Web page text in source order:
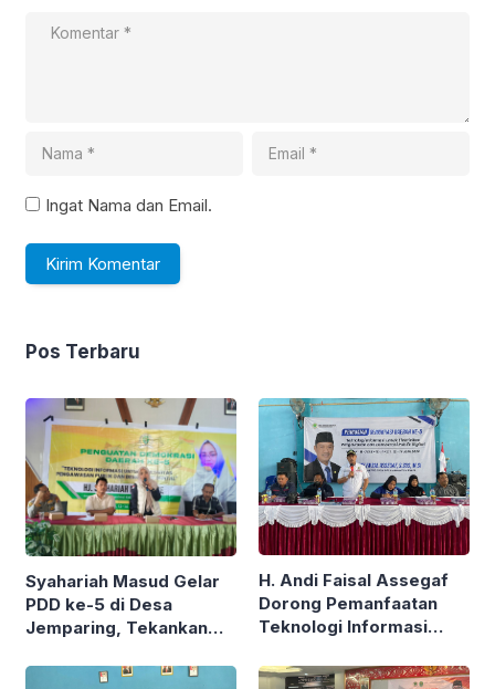
Ingat Nama dan Email.
Pos Terbaru
Syahariah Masud Gelar
PDD ke-5 di Desa
Jemparing, Tekankan
Masyarakat
H. Andi Faisal Assegaf
Dorong Pemanfaatan
Teknologi Informasi
Pengawasan Publik